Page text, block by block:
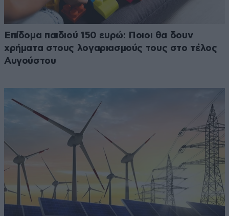
Επίδομα παιδιού 150 ευρώ: Ποιοι θα δουν
χρήματα στους λογαριασμούς τους στο τέλος
Αυγούστου